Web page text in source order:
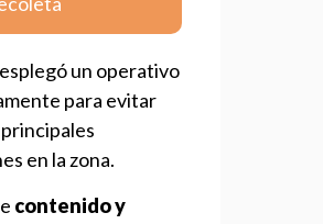
un operativo
para evitar
en la zona.
contenido y